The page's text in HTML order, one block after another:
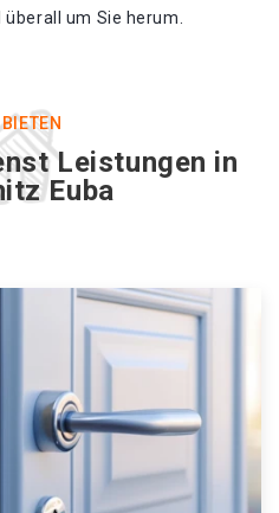
um Sie herum.
Leistungen in
Euba